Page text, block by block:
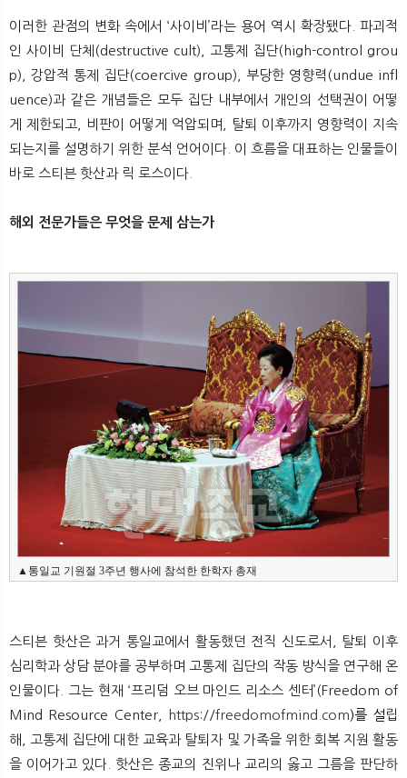
이러한 관점의 변화 속에서 ‘사이비’라는 용어 역시 확장됐다. 파괴적
인 사이비 단체(destructive cult), 고통제 집단(high-control grou
p), 강압적 통제 집단(coercive group), 부당한 영향력(undue infl
uence)과 같은 개념들은 모두 집단 내부에서 개인의 선택권이 어떻
게 제한되고, 비판이 어떻게 억압되며, 탈퇴 이후까지 영향력이 지속
되는지를 설명하기 위한 분석 언어이다. 이 흐름을 대표하는 인물들이
바로 스티븐 핫산과 릭 로스이다.
해외 전문가들은 무엇을 문제 삼는가
▲통일교 기원절 3주년 행사에 참석한 한학자 총재
스티븐 핫산은 과거 통일교에서 활동했던 전직 신도로서, 탈퇴 이후
심리학과 상담 분야를 공부하며 고통제 집단의 작동 방식을 연구해 온
인물이다. 그는 현재 ‘프리덤 오브 마인드 리소스 센터’(Freedom of
Mind Resource Center,
https://freedomofmind.com)를설 립
해, 고통제 집단에 대한 교육과 탈퇴자 및 가족을 위한 회복 지원 활동
을 이어가고 있다. 핫산은 종교의 진위나 교리의 옳고 그름을 판단하